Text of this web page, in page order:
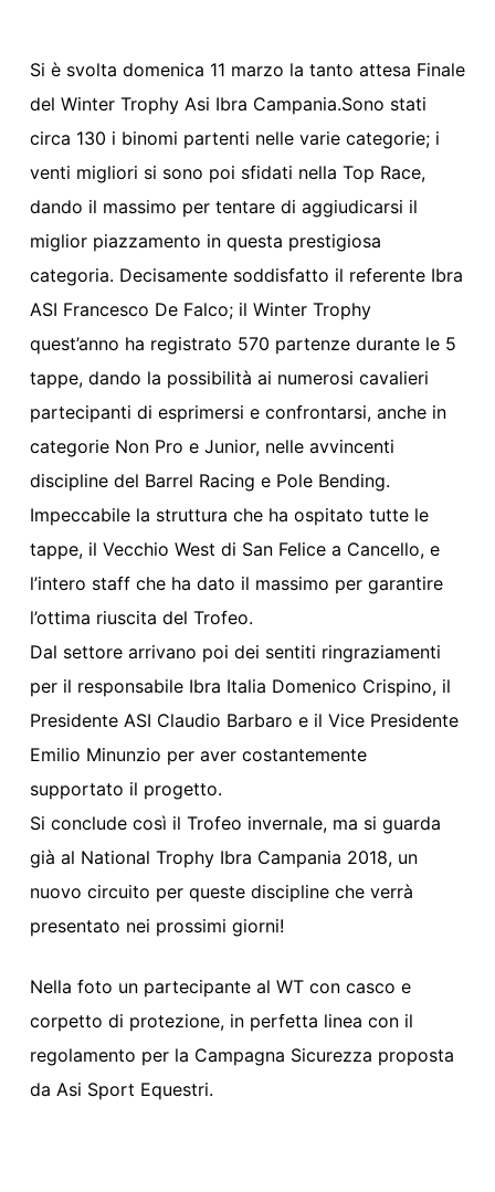
Si è svolta domenica 11 marzo la tanto attesa Finale
del Winter Trophy Asi Ibra Campania.Sono stati
circa 130 i binomi partenti nelle varie categorie; i
venti migliori si sono poi sfidati nella Top Race,
dando il massimo per tentare di aggiudicarsi il
miglior piazzamento in questa prestigiosa
categoria. Decisamente soddisfatto il referente Ibra
ASI Francesco De Falco; il Winter Trophy
quest’anno ha registrato 570 partenze durante le 5
tappe, dando la possibilità ai numerosi cavalieri
partecipanti di esprimersi e confrontarsi, anche in
categorie Non Pro e Junior, nelle avvincenti
discipline del Barrel Racing e Pole Bending.
Impeccabile la struttura che ha ospitato tutte le
tappe, il Vecchio West di San Felice a Cancello, e
l’intero staff che ha dato il massimo per garantire
l’ottima riuscita del Trofeo.
Dal settore arrivano poi dei sentiti ringraziamenti
per il responsabile Ibra Italia Domenico Crispino, il
Presidente ASI Claudio Barbaro e il Vice Presidente
Emilio Minunzio per aver costantemente
supportato il progetto.
Si conclude così il Trofeo invernale, ma si guarda
già al National Trophy Ibra Campania 2018, un
nuovo circuito per queste discipline che verrà
presentato nei prossimi giorni!
Nella foto un partecipante al WT con casco e
corpetto di protezione, in perfetta linea con il
regolamento per la Campagna Sicurezza proposta
da Asi Sport Equestri.